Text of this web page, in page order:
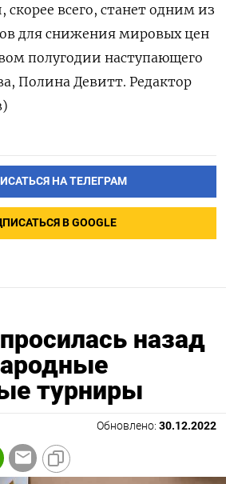
скорее всего, станет одним из
для снижения мировых цен
полугодии наступающего
Полина Девитт. Редактор
НА ТЕЛЕГРАМ
В GOOGLE
назад
турниры
Обновлено: 30.12.2022